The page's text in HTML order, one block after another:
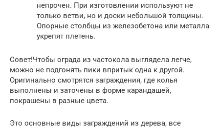
непрочен. При изготовлении используют не
только ветви, но и доски небольшой толщины.
Опорные столбцы из железобетона или металла
укрепят плетень.
Совет!Чтобы ограда из частокола выглядела легче,
можно не подгонять пики впритык одна к другой.
Оригинально смотрятся заграждения, где колья
выполнены и заточены в форме карандашей,
покрашены в разные цвета.
Это основные виды заграждений из дерева, все